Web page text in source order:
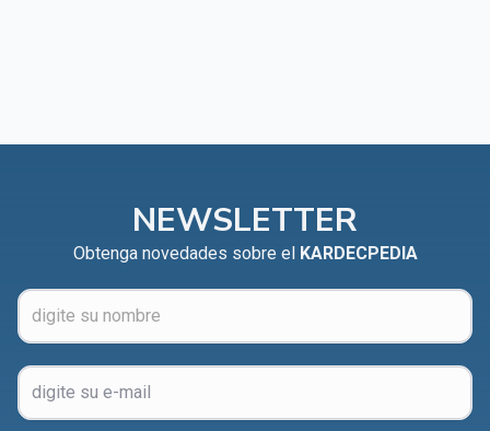
NEWSLETTER
Obtenga novedades sobre el KARDECPEDIA